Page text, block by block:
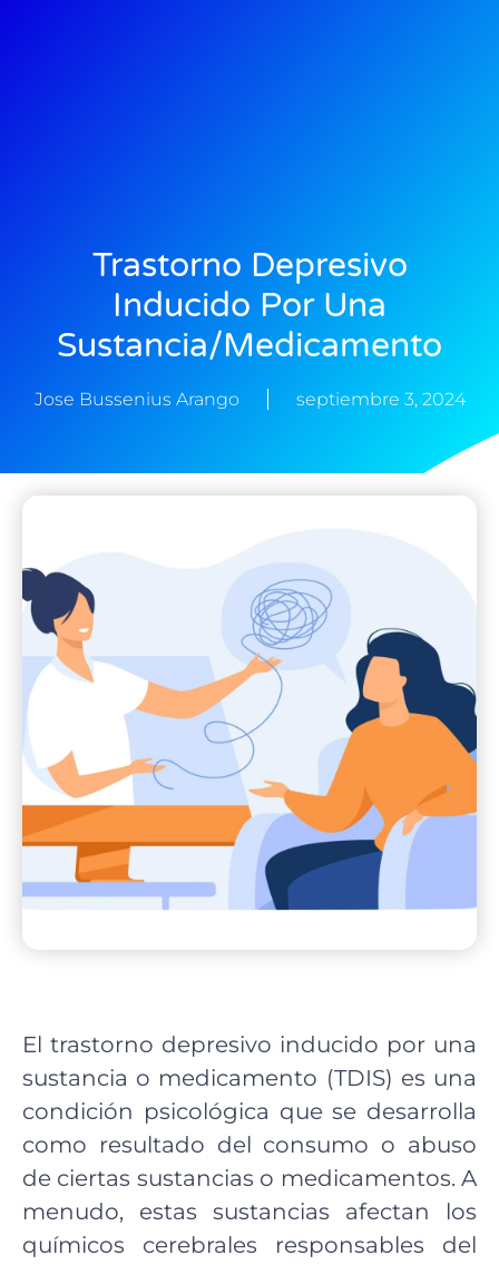
Trastorno Depresivo
Inducido Por Una
Sustancia/Medicamento
Jose Bussenius Arango septiembre 3, 2024
El trastorno depresivo inducido por una
sustancia o medicamento (TDIS) es una
condición psicológica que se desarrolla
como resultado del consumo o abuso
de ciertas sustancias o medicamentos. A
menudo, estas sustancias afectan los
químicos cerebrales responsables del